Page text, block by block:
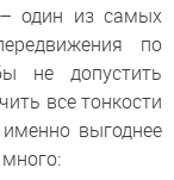
один из самых
по
не допустить
все тонкости
выгоднее